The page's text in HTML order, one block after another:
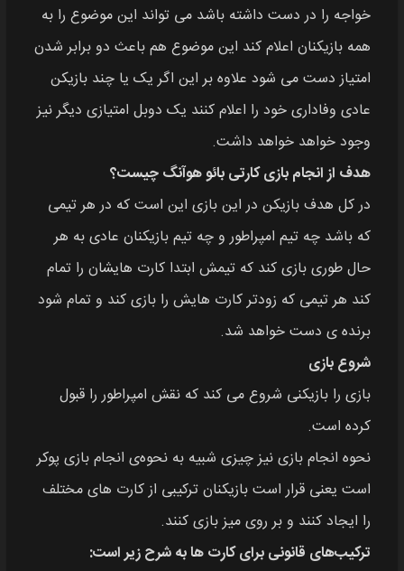
خواجه را در دست داشته باشد می‌ تواند این موضوع را به
همه بازیکنان اعلام کند این موضوع هم باعث دو برابر شدن
امتیاز دست می شود علاوه بر این اگر یک یا چند بازیکن
عادی وفاداری خود را اعلام کنند یک دوبل امتیازی دیگر نیز
وجود خواهد خواهد داشت.
هدف از انجام بازی کارتی بائو هوآنگ چیست؟
در کل هدف بازیکن در این بازی این است که در هر تیمی
که باشد چه تیم امپراطور و چه تیم بازیکنان عادی به هر
حال طوری بازی کند که تیمش ابتدا کارت هایشان را تمام
کند هر تیمی که زودتر کارت هایش را بازی کند و تمام شود
برنده‌ ی دست خواهد شد.
شروع بازی
بازی را بازیکنی شروع می کند که نقش امپراطور را قبول
کرده است.
نحوه انجام بازی نیز چیزی شبیه به نحوه‌ی انجام بازی پوکر
است یعنی قرار است بازیکنان ترکیبی از کارت‌ های مختلف
را ایجاد کنند و بر روی میز بازی کنند.
ترکیب‌های قانونی برای کارت‌ ها به شرح زیر است: